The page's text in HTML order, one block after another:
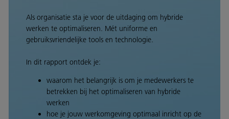
Als organisatie sta je voor de uitdaging om hybride
werken te optimaliseren. Mét uniforme en
gebruiksvriendelijke tools en technologie.
In dit rapport ontdek je:
waarom het belangrijk is om je medewerkers te
betrekken bij het optimaliseren van hybride
werken
hoe je jouw werkomgeving optimaal inricht op de